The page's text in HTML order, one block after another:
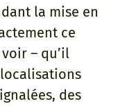
la mise en
ce
– qu’il
des